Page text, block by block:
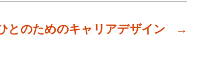
→
とのためのキャリアデザイン